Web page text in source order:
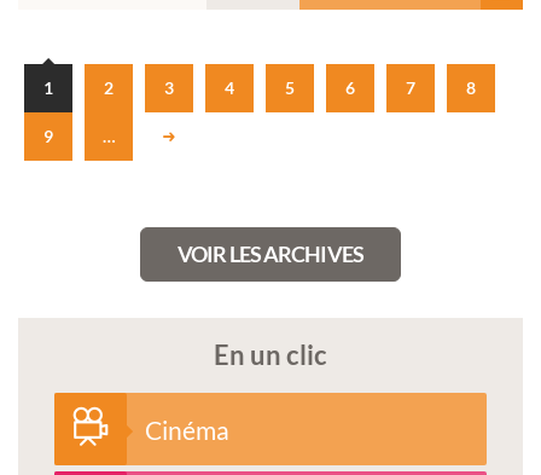
1 2 3 4 5 6 7 8
9 …
VOIR LES ARCHIVES
En un clic
Cinéma